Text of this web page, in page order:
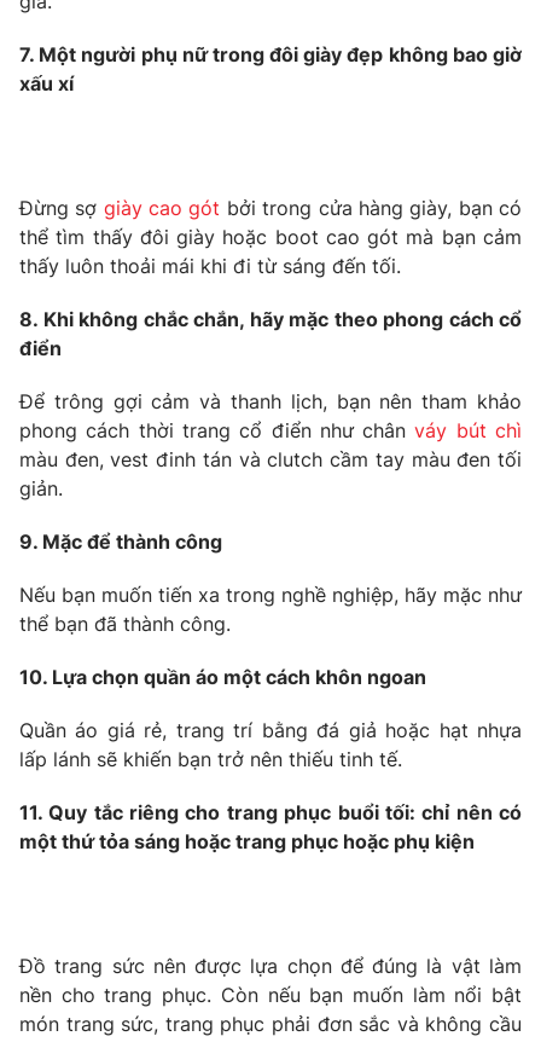
THỜI BÁO VTV
Cơ quan chủ quản:Đài Truyền hình Việt Nam
Cơ quan báo chí:Thời báo VTV
Giấy phép hoạt động báo in và báo điện tử số 483/GP-BTTTT
cấp ngày 29/12/2023
Tổng Biên tập:
Nguyễn Trọng Ninh
Tổng đài VTV: 024.38 355 931 - 024.38 355 932
Ðiện thoại Thời báo VTV:024.66 897 897
Email:
Liên hệ quảng cáo: 024-7300.7108
7. Một người phụ nữ trong đôi giày đẹp không bao giờ
xấu xí
Đừng sợ giày cao gót bởi trong cửa hàng giày, bạn có
thể tìm thấy đôi giày hoặc boot cao gót mà bạn cảm
thấy luôn thoải mái khi đi từ sáng đến tối.
8. Khi không chắc chắn, hãy mặc theo phong cách cổ
điển
Để trông gợi cảm và thanh lịch, bạn nên tham khảo
phong cách thời trang cổ điển như chânváy bút chì
màu đen, vest đinh tán và clutch cầm tay màu đen tối
giản.
9. Mặc để thành công
Nếu bạn muốn tiến xa trong nghề nghiệp, hãy mặc như
thể bạn đã thành công.
10. Lựa chọn quần áo một cách khôn ngoan
Quần áo giá rẻ, trang trí bằng đá giả hoặc hạt nhựa
lấp lánh sẽ khiến bạn trở nên thiếu tinh tế.
11. Quy tắc riêng cho trang phục buổi tối: chỉ nên có
một thứ tỏa sáng hoặc trang phục hoặc phụ kiện
Đồ trang sức nên được lựa chọn để đúng là vật làm
nền cho trang phục. Còn nếu bạn muốn làm nổi bật
món trang sức, trang phục phải đơn sắc và không cầu